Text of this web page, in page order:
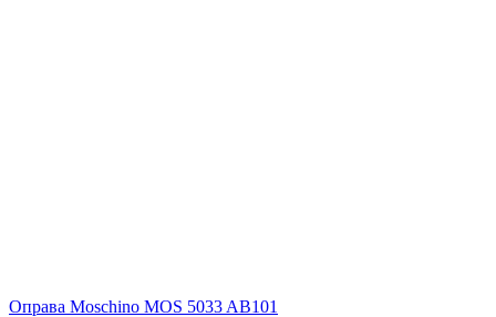
Оправа Moschino MOS 5033 AB101